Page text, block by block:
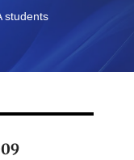
students